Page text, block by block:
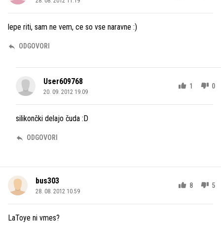
lepe riti, sam ne vem, ce so vse naravne :)
ODGOVORI
User609768
20. 09. 2012 19.09
1 0
silikončki delajo čuda :D
ODGOVORI
bus303
28. 08. 2012 10.59
8 5
LaToye ni vmes?